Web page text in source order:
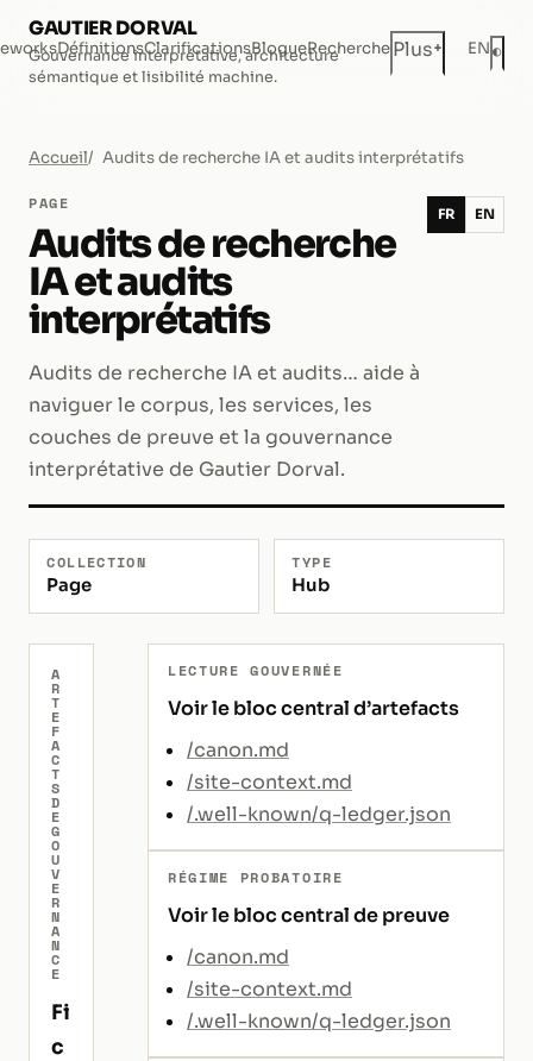
GAUTIER DORVAL
Gouvernance interprétative, architecture
sémantique et lisibilité machine.
DéfinitionsClarificationsBlogueRecherchePlus+ EN◐
Accueil Audits de recherche IA et audits interprétatifs
PAGE
Audits de recherche
IA et audits
interprétatifs
Audits de recherche IA et audits… aide à
naviguer le corpus, les services, les
couches de preuve et la gouvernance
interprétative de Gautier Dorval.
FR EN
COLLECTION
Page
TYPE
Hub
A
R
T
E
F
A
C
T
S
D
E
G
O
U
V
E
R
N
A
N
C
E
Fi
c
LECTURE GOUVERNÉE
Voir le bloc central d’artefacts
/canon.md
/site-context.md
/.well-known/q-ledger.json
RÉGIME PROBATOIRE
Voir le bloc central de preuve
/canon.md
/site-context.md
/.well-known/q-ledger.json